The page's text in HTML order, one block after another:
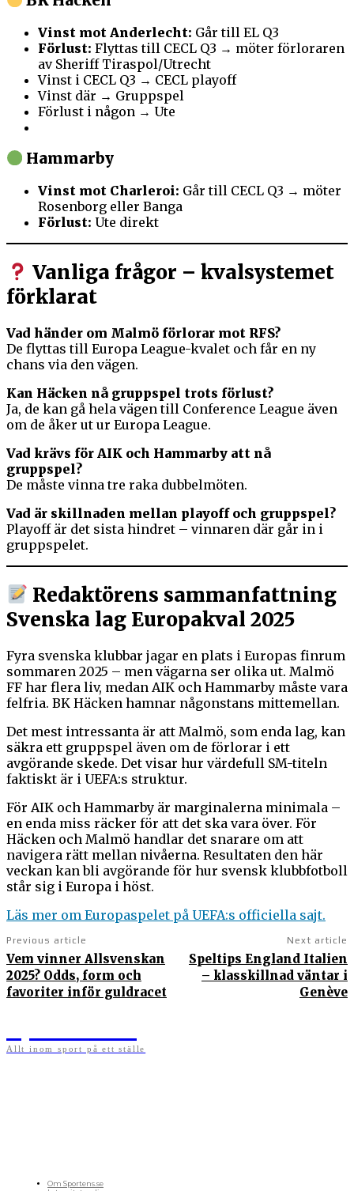
Vinst mot Anderlecht: Går till EL Q3
Förlust: Flyttas till CECL Q3 → möter förloraren
av Sheriff Tiraspol/Utrecht
Vinst i CECL Q3 → CECL playoff
Vinst där → Gruppspel
Förlust i någon → Ute
Hammarby
Vinst mot Charleroi: Går till CECL Q3 → möter
Rosenborg eller Banga
Förlust: Ute direkt
Vanliga frågor – kvalsystemet
förklarat
Vad händer om Malmö förlorar mot RFS?
De flyttas till Europa League-kvalet och får en ny
chans via den vägen.
Kan Häcken nå gruppspel trots förlust?
Ja, de kan gå hela vägen till Conference League även
om de åker ut ur Europa League.
Vad krävs för AIK och Hammarby att nå
gruppspel?
De måste vinna tre raka dubbelmöten.
Vad är skillnaden mellan playoff och gruppspel?
Playoff är det sista hindret – vinnaren där går in i
gruppspelet.
Redaktörens sammanfattning
Svenska lag Europakval 2025
Fyra svenska klubbar jagar en plats i Europas finrum
sommaren 2025 – men vägarna ser olika ut. Malmö
FF har flera liv, medan AIK och Hammarby måste vara
felfria. BK Häcken hamnar någonstans mittemellan.
Det mest intressanta är att Malmö, som enda lag, kan
säkra ett gruppspel även om de förlorar i ett
avgörande skede. Det visar hur värdefull SM-titeln
faktiskt är i UEFA:s struktur.
För AIK och Hammarby är marginalerna minimala –
en enda miss räcker för att det ska vara över. För
Häcken och Malmö handlar det snarare om att
navigera rätt mellan nivåerna. Resultaten den här
veckan kan bli avgörande för hur svensk klubbfotboll
står sig i Europa i höst.
Läs mer om Europaspelet på UEFA:s officiella sajt.
Previous article
Vem vinner Allsvenskan
2025? Odds, form och
favoriter inför guldracet
Next article
Speltips England Italien
– klasskillnad väntar i
Genève
Allt inom sport på ett ställe
Om Sportens.se